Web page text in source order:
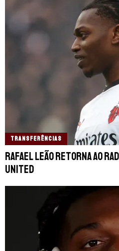
TRANSFERÊNCIAS
Rafael Leão retorna ao
United